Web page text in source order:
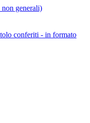
generali)
conferiti - in formato